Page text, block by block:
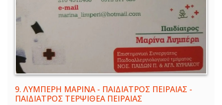
9. ΛΥΜΠΕΡΗ ΜΑΡΙΝΑ - ΠΑΙΔΙΑΤΡΟΣ ΠΕΙΡΑΙΑΣ -
ΠΑΙΔΙΑΤΡΟΣ ΤΕΡΨΙΘΕΑ ΠΕΙΡΑΙΑΣ